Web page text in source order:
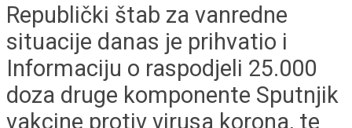
Republički štab za vanredne
situacije danas je prihvatio i
Informaciju o raspodjeli 25.000
doza druge komponente Sputnjik
vakcine protiv virusa korona, te